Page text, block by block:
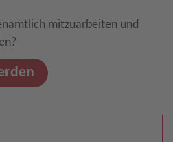
mitzuarbeiten und